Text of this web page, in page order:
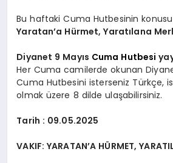
Bu haftaki Cuma Hutbesinin
Yaratan’a Hürmet, Yaratılana
Diyanet 9 Mayıs Cuma Hutbesi
Her Cuma camilerde okunan
Cuma Hutbesini isterseniz Türkçe,
olmak üzere 8 dilde ulaşabilirsiniz.
Tarih : 09.05.2025
VAKIF: YARATAN’A HÜRMET,